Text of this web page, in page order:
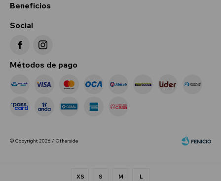
XS S M L
Beneficios
Social
 
Métodos de pago
© Copyright 2026 / Otherside